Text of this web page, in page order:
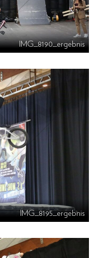
IMG_8190_ergebnis
IMG_8195_ergebnis